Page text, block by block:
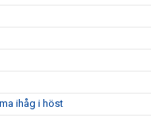
ihåg i höst